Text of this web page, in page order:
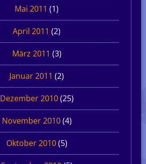
Mai 2011 (1)
April 2011 (2)
März 2011 (3)
Januar 2011 (2)
Dezember 2010(25)
November 2010(4)
Oktober 2010(5)